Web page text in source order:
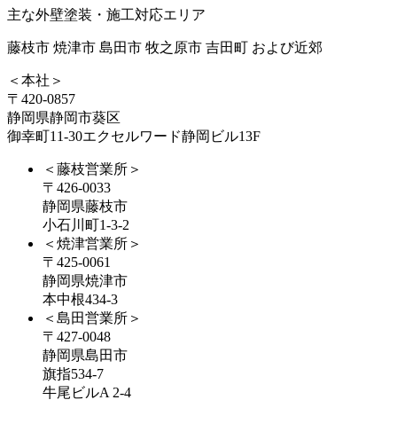
主な外壁塗装・施工対応エリア
藤枝市 焼津市 島田市 牧之原市 吉田町 および近郊
＜本社＞
〒420-0857
静岡県静岡市葵区
御幸町11-30エクセルワード静岡ビル13F
＜藤枝営業所＞
〒426-0033
静岡県藤枝市
小石川町1-3-2
＜焼津営業所＞
〒425-0061
静岡県焼津市
本中根434-3
＜島田営業所＞
〒427-0048
静岡県島田市
旗指534-7
牛尾ビルA 2-4